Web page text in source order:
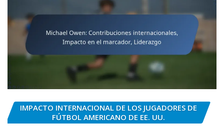
IMPACTO INTERNACIONAL DE LOS JUGADORES DE
FÚTBOL AMERICANO DE EE. UU.